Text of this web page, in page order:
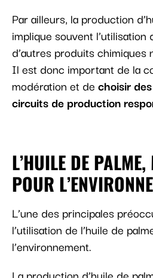
Par ailleurs, la production
implique souvent
d’autres produits chimiques
Il est donc important de la
modération et de choisir
circuits de production
L’HUILE DE
POUR
L’une des principales
l’utilisation de l’huile de
l’environnement.